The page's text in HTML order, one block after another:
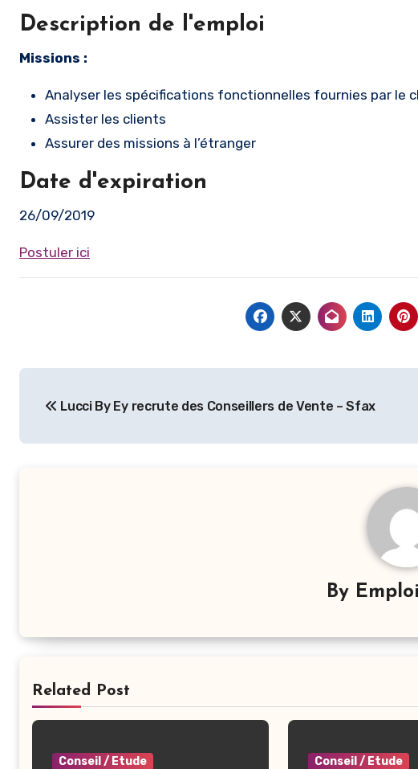
Description de l'emploi
Missions :
Analyser les spécifications fonctionnelles fournies par le
Assister les clients
Assurer des missions à l’étranger
Date d'expiration
26/09/2019
Postuler ici
de
l’article
Lucci By Ey recrute des Conseillers de Vente – Sfax
By
Related Post
Conseil / Etude Conseil / Etude